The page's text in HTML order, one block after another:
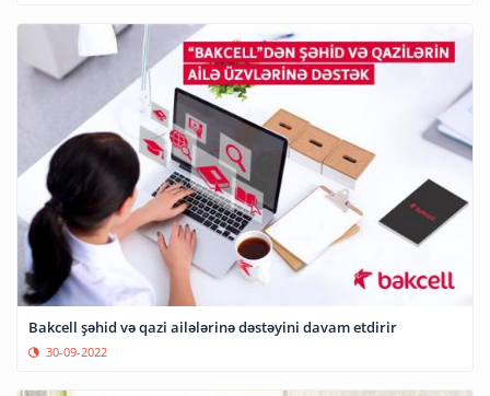
Bakcell şəhid və qazi ailələrinə dəstəyini davam etdirir
30-09-2022